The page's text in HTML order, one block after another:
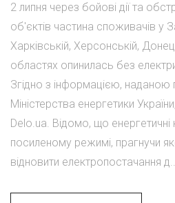
2 липня через бойові дії та
об'єктів частина споживачів у
Харківській, Херсонській,
областях опинилась без
Згідно з інформацією,
Міністерства енергетики
Delo.ua. Відомо, що енергетичні
посиленому режимі, прагнучи
відновити електропостачання